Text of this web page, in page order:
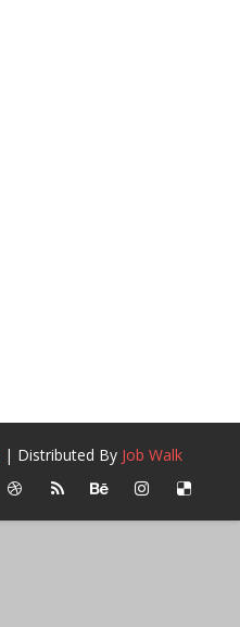
| Distributed By Job Walk